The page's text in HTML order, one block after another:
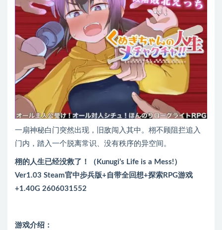
一扇神秘白门突然出现，旧敌闯入其中。栩不顾阻拦追入
门内，踏入一个脱离常识、没有秩序的异空间。
栩的人生已经没救了！（Kunugi’s Life is a Mess!）
Ver1.03 Steam官中步兵版+自带全回想+探索RPG游戏
+1.40G 2606031552
游戏介绍：